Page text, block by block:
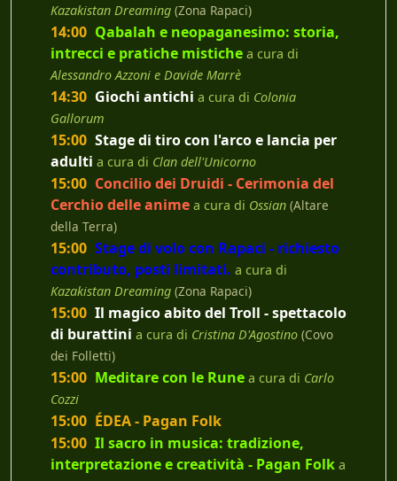
Kazakistan Dreaming (Zona Rapaci)
14:00 Qabalah e neopaganesimo: storia,
intrecci e pratiche mistiche a cura di
Alessandro Azzoni e Davide Marrè
14:30 Giochi antichi a cura di Colonia
Gallorum
15:00 Stage di tiro con l'arco e lancia per
adulti a cura di Clan dell'Unicorno
15:00 Concilio dei Druidi - Cerimonia del
Cerchio delle anime a cura di Ossian (Altare
della Terra)
15:00 Stage di volo con Rapaci - richiesto
contributo, posti limitati. a cura di
Kazakistan Dreaming (Zona Rapaci)
15:00 Il magico abito del Troll - spettacolo
di burattini a cura di Cristina D'Agostino (Covo
dei Folletti)
15:00 Meditare con le Rune a cura di Carlo
Cozzi
15:00 ÉDEA - Pagan Folk
15:00 Il sacro in musica: tradizione,
interpretazione e creatività - Pagan Folk a